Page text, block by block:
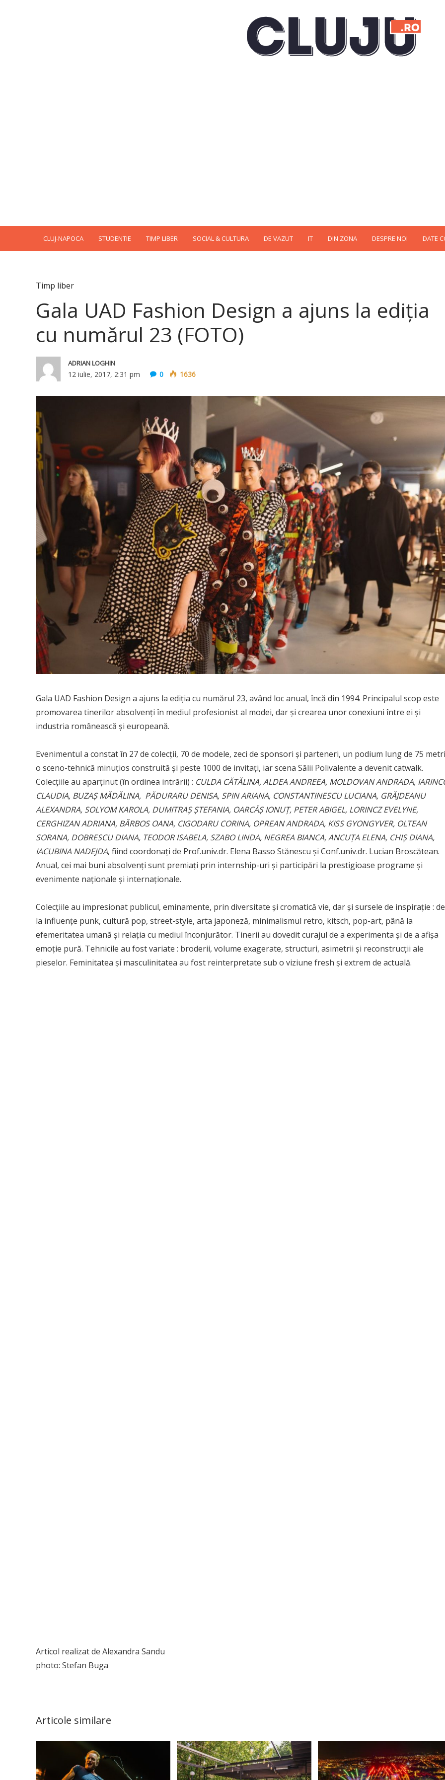
CLUJ-NAPOCA STUDENTIE TIMP LIBER SOCIAL & CULTURA DE VAZUT IT DIN ZONA DESPRE NOI DATE
Timp liber
Gala UAD Fashion Design a ajuns la ediția
cu numărul 23 (FOTO)
ADRIAN LOGHIN
12 iulie, 2017, 2:31 pm 0 1636
Gala UAD Fashion Design a ajuns la ediția cu numărul 23, având loc anual, încă din 1994. Principalul scop este
promovarea tinerilor absolvenți în mediul profesionist al modei, dar și crearea unor conexiuni între ei și
industria românească și europeană.
Evenimentul a constat în 27 de colecții, 70 de modele, zeci de sponsori și parteneri, un podium lung de 75
o sceno-tehnică minuțios construită și peste 1000 de invitați, iar scena Sălii Polivalente a devenit catwalk.
Colecțiile au aparținut (în ordinea intrării) : CULDA CĂTĂLINA, ALDEA ANDREEA, MOLDOVAN ANDRADA,
CLAUDIA, BUZAȘ MĂDĂLINA, PĂDURARU DENISA, SPIN ARIANA, CONSTANTINESCU LUCIANA, GRĂJDEANU
ALEXANDRA, SOLYOM KAROLA, DUMITRAȘ ȘTEFANIA, OARCĂȘ IONUȚ, PETER ABIGEL, LORINCZ EVELYNE,
CERGHIZAN ADRIANA, BĂRBOS OANA, CIGODARU CORINA, OPREAN ANDRADA, KISS GYONGYVER, OLTEAN
SORANA, DOBRESCU DIANA, TEODOR ISABELA, SZABO LINDA, NEGREA BIANCA, ANCUȚA ELENA, CHIȘ DIANA,
IACUBINA NADEJDA, fiind coordonați de Prof.univ.dr. Elena Basso Stănescu și Conf.univ.dr. Lucian Broscătean.
Anual, cei mai buni absolvenți sunt premiați prin internship-uri și participări la prestigioase programe și
evenimente naționale și internaționale.
Colecțiile au impresionat publicul, eminamente, prin diversitate și cromatică vie, dar și sursele de inspirație : de
la influențe punk, cultură pop, street-style, arta japoneză, minimalismul retro, kitsch, pop-art, până la
efemeritatea umană și relația cu mediul înconjurător. Tinerii au dovedit curajul de a experimenta și de a afișa
emoție pură. Tehnicile au fost variate : broderii, volume exagerate, structuri, asimetrii și reconstrucții ale
pieselor. Feminitatea și masculinitatea au fost reinterpretate sub o viziune fresh și extrem de actuală.
Articol realizat de Alexandra Sandu
photo: Stefan Buga
Articole similare